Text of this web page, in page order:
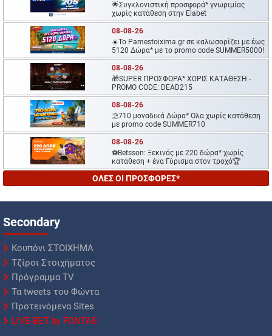
🌟Συγκλονιστική προσφορά* γνωριμίας
χωρίς κατάθεση στην Elabet
08-08-26
☀️To Pamestoixima.gr σε καλωσορίζει με έως
5120 Δώρα* με το promo code SUMMER5000!
08-08-26
🎁SUPER ΠΡΟΣΦΟΡΑ* ΧΩΡΙΣ ΚΑΤΑΘΕΣΗ -
PROMO CODE: DEAD215
08-08-26
⛱️710 μοναδικά Δώρα* Όλα χωρίς κατάθεση
με promo code SUMMER710
08-08-26
⚽Betsson: Ξεκινάς με 220 δώρα* χωρίς
κατάθεση + ένα Γύρισμα στον τροχό🏆
ΟΛΕΣ ΟΙ ΠΡΟΣΦΟΡΕΣ*
Secondary
Κουπόνι ΣΤΟΙΧΗΜΑ
Τζίροι Στοιχήματος
Πρόγραμμα TV
Τα tweets του Φώντα
Προτεινόμενα Sites
LIVE-BET by FONTAS